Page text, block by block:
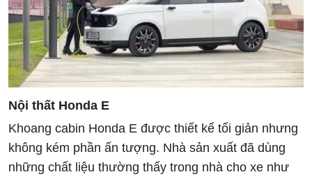
Nội thất Honda E
Khoang cabin Honda E được thiết kế tối giản nhưng
không kém phần ấn tượng. Nhà sản xuất đã dùng
những chất liệu thường thấy trong nhà cho xe như